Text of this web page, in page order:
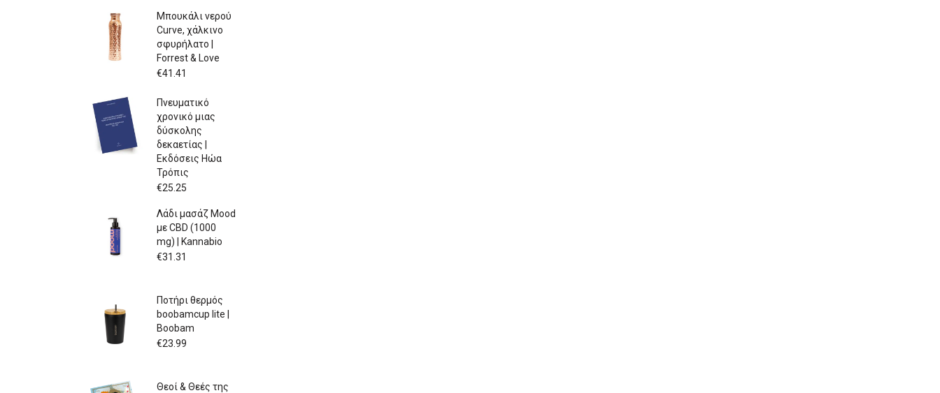
Μπουκάλι νερού
Curve, χάλκινο
σφυρήλατο |
Forrest & Love
€41.41
Πνευματικό
χρονικό μιας
δύσκολης
δεκαετίας |
Εκδόσεις Ηώα
Τρόπις
€25.25
Λάδι μασάζ Mood
με CBD (1000
mg) | Kannabio
€31.31
Ποτήρι θερμός
boobamcup lite |
Boobam
€23.99
Θεοί & Θεές της